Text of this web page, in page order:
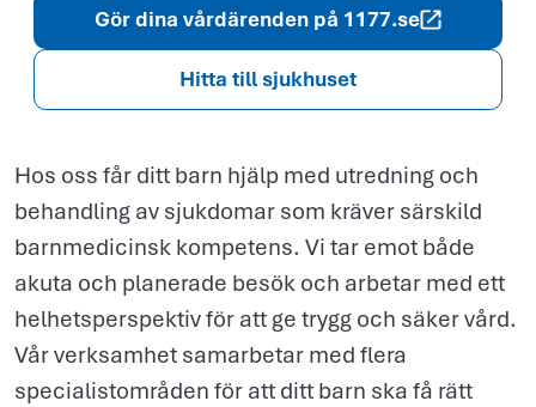
Gör dina vårdärenden på 1177.se
Hitta till sjukhuset
Hos oss får ditt barn hjälp med utredning och
behandling av sjukdomar som kräver särskild
barnmedicinsk kompetens. Vi tar emot både
akuta och planerade besök och arbetar med ett
helhetsperspektiv för att ge trygg och säker vård.
Vår verksamhet samarbetar med flera
specialistområden för att ditt barn ska få rätt